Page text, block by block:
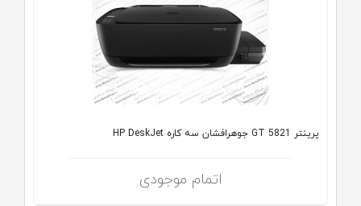
پرینتر GT 5821 جوهرافشان سه کاره HP DeskJet
اتمام موجودی